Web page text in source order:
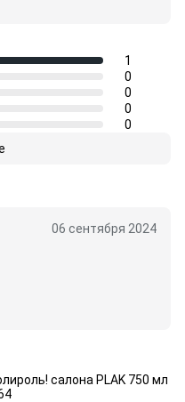
1
0
0
0
0
06 сентября 2024
салона PLAK 750 мл